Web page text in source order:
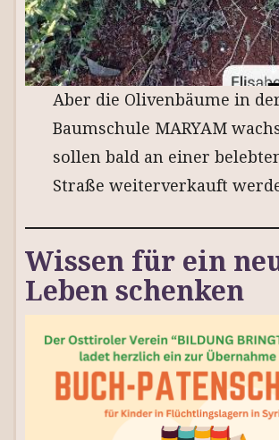
Aber die Olivenbäume in
Baumschule MARYAM
sollen bald an einer
Straße weiterverkauft
Wissen für ein
Leben schenken